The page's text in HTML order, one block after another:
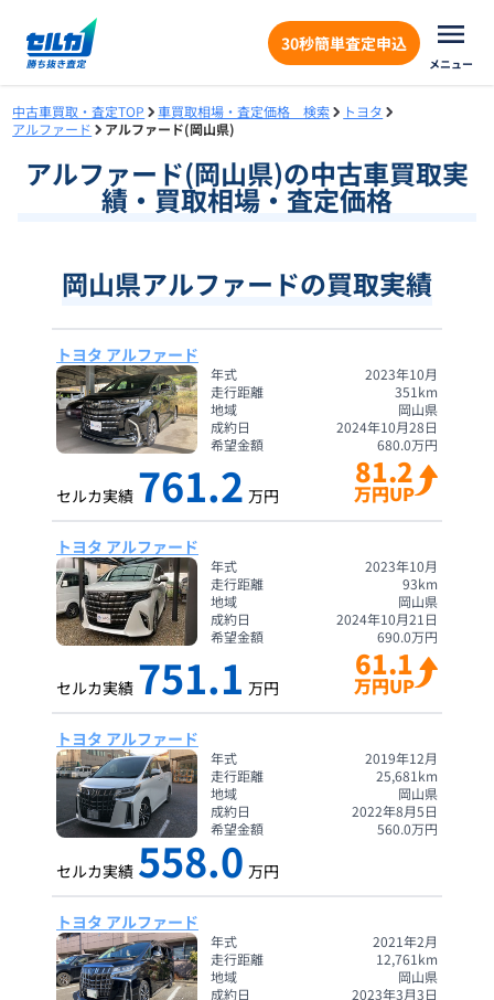
30秒簡単査定申込
メニュー
中古車買取・査定TOP 車買取相場・査定価格 検索
トヨタ
アルファード
アルファード(岡山県)
アルファード(岡山県)の中古車買取実
績・買取相場・査定価格
岡山県アルファードの買取実績
トヨタ アルファード
年式
2023年10月
走行距離
351 km
地域
岡山県
成約日
2024年10月28日
希望金額
680.0万円
セルカ実績 761.2 万円
81.2
万円UP
トヨタ アルファード
年式
2023年10月
走行距離
93km
地域
岡山県
成約日
2024年10月21日
希望金額
690.0万円
セルカ実績 751.1 万円
61.1
万円UP
トヨタ アルファード
年式
2019年12月
走行距離
25,681 km
地域
岡山県
成約日
2022年8月5日
希望金額
560.0万円
セルカ実績 558.0 万円
トヨタ アルファード
年式
2021年2月
走行距離
12,761 km
地域
岡山県
成約日
2023年3月3日